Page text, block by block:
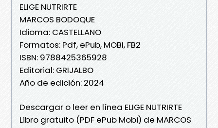
ELIGE NUTRIRTE
MARCOS BODOQUE
Idioma: CASTELLANO
Formatos: Pdf, ePub, MOBI, FB2
ISBN: 9788425365928
Editorial: GRIJALBO
Año de edición: 2024
Descargar o leer en línea ELIGE NUTRIRTE
Libro gratuito (PDF ePub Mobi) de MARCOS